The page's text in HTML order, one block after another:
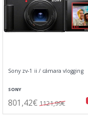
Sony zv-1 ii / cámara vlogging
SONY
801,42€ 1121,99€